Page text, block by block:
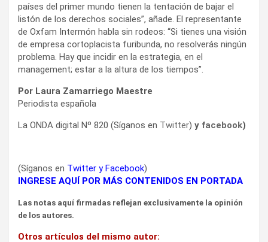
países del primer mundo tienen la tentación de bajar el
listón de los derechos sociales”, añade. El representante
de Oxfam Intermón habla sin rodeos: “Si tienes una visión
de empresa cortoplacista furibunda, no resolverás ningún
problema. Hay que incidir en la estrategia, en el
management; estar a la altura de los tiempos”.
Por Laura Zamarriego Maestre
Periodista española
La ONDA digital Nº 820 (Síganos en Twitter) y facebook)
(Síganos en Twitter yFacebook)
INGRESE AQUÍ POR MÁS CONTENIDOS EN PORTADA
Las notas aquí firmadas reflejan exclusivamente la opinión
de los autores.
Otros artículos del mismo autor: